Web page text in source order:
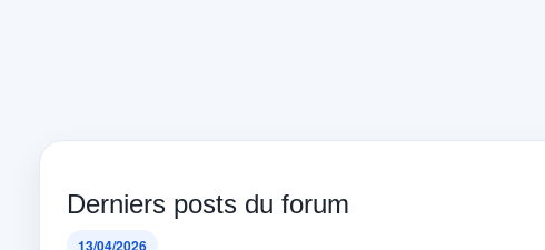
Derniers posts du forum
13/04/2026